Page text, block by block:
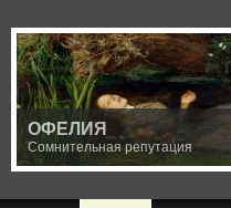
ОФЕЛИЯ
Сомнительная репутация